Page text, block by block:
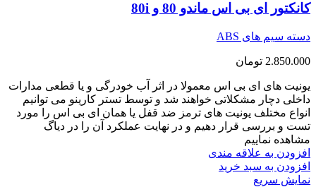
کانکتور ای بی اس ماندو 80 و 80i
دسته سیم های ABS
2.850.000 تومان
یونیت های ای بی اس معمولا در اثر آب خودرگی و یا قطعی مدارات
داخلی دچار مشکلاتی خواهند شد و توسط تستر کارینو می توانیم
انواع مختلف یونیت های ترمز ضد قفل یا همان ای بی اس را مورد
تست و بررسی قرار دهیم و در نهایت عملکرد آن را در دیاگ
مشاهده نماییم
افزودن به علاقه مندی
افزودن به سبد خرید
نمایش سریع